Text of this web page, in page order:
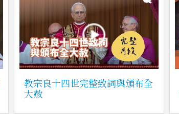
教宗良十四世完整致詞與頒布全
大赦